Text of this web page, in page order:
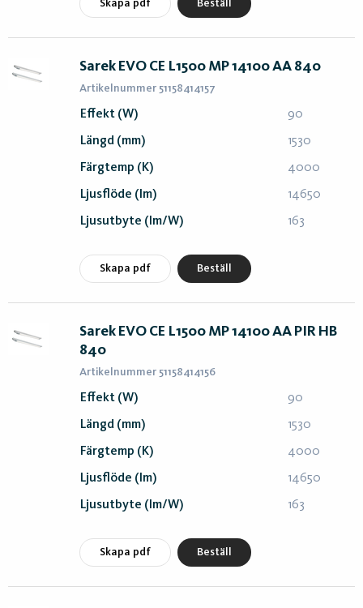
Skapa pdf Beställ
Sarek EVO CE L1500 MP 14100 AA 840
Artikelnummer 51158414157
Effekt (W) 90
Längd (mm) 1530
Färgtemp (K) 4000
Ljusflöde (lm) 14650
Ljusutbyte (lm/W) 163
Skapa pdf Beställ
Sarek EVO CE L1500 MP 14100 AA PIR HB
840
Artikelnummer 51158414156
Effekt (W) 90
Längd (mm) 1530
Färgtemp (K) 4000
Ljusflöde (lm) 14650
Ljusutbyte (lm/W) 163
Skapa pdf Beställ